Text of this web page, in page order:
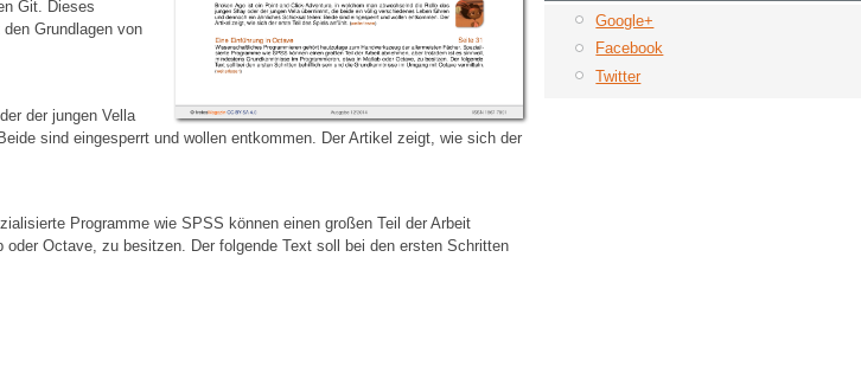
Git. Dieses
Grundlagen von
der jungen Vella
sind eingesperrt und wollen entkommen. Der Artikel zeigt, wie sich der
Programme wie SPSS können einen großen Teil der Arbeit
Octave, zu besitzen. Der folgende Text soll bei den ersten Schritten
Google+
Facebook
Twitter